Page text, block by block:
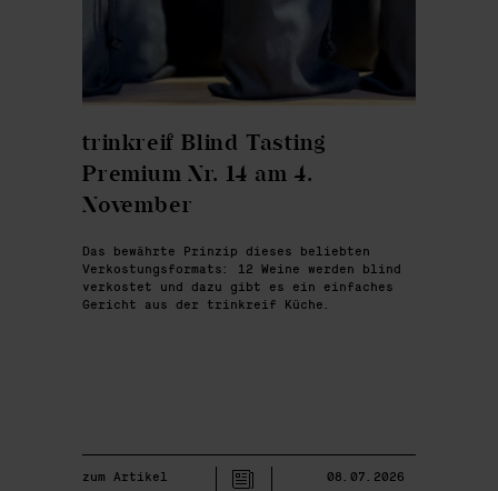
trinkreif Blind Tasting
Premium Nr. 14 am 4.
November
Das bewährte Prinzip dieses beliebten
Verkostungsformats: 12 Weine werden blind
verkostet und dazu gibt es ein einfaches
Gericht aus der trinkreif Küche.
zum Artikel 08.07.2026